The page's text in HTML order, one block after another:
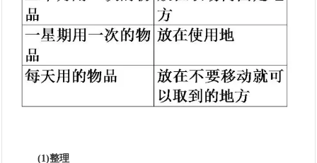
(1)整理